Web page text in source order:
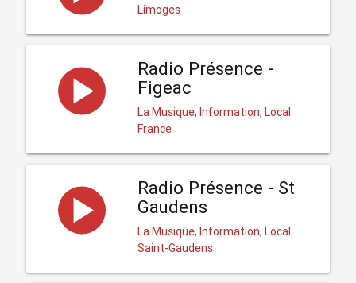
Limoges
Radio Présence -
Figeac
La Musique, Information, Local
France
Radio Présence - St
Gaudens
La Musique, Information, Local
Saint-Gaudens